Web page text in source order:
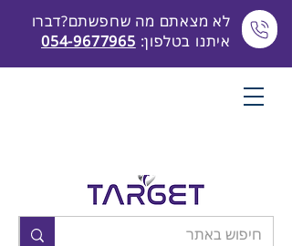
לא מצאתם מה שחפשתם?דברו
איתנו בטלפון: 054-9677965